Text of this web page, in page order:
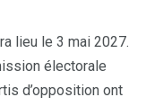
lieu le 3 mai 2027.
électorale
d’opposition ont